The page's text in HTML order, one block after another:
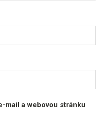
mail a webovou stránku